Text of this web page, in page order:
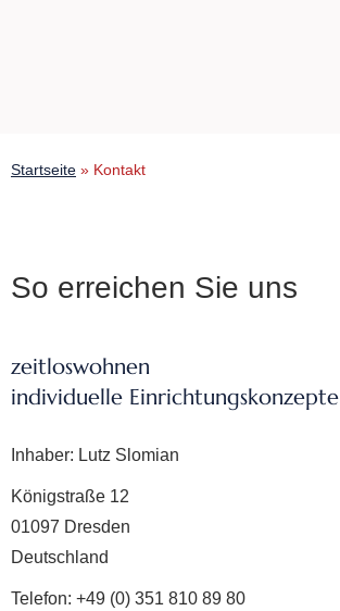
Startseite » Kontakt
So erreichen Sie uns
zeitloswohnen
individuelle Einrichtungskonzepte
Inhaber: Lutz Slomian
Königstraße 12
01097 Dresden
Deutschland
Telefon: +49 (0) 351 810 89 80